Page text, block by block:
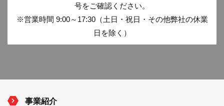
号をご確認ください。
※営業時間 9:00～17:30（土日・祝日・その他弊社の休業
日を除く）
事業紹介